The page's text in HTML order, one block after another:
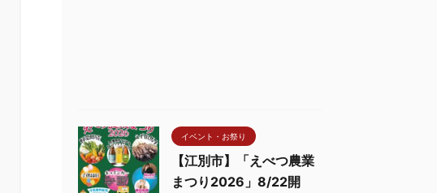
イベント・お祭り
【江別市】「えべつ農業
まつり2026」8/22開